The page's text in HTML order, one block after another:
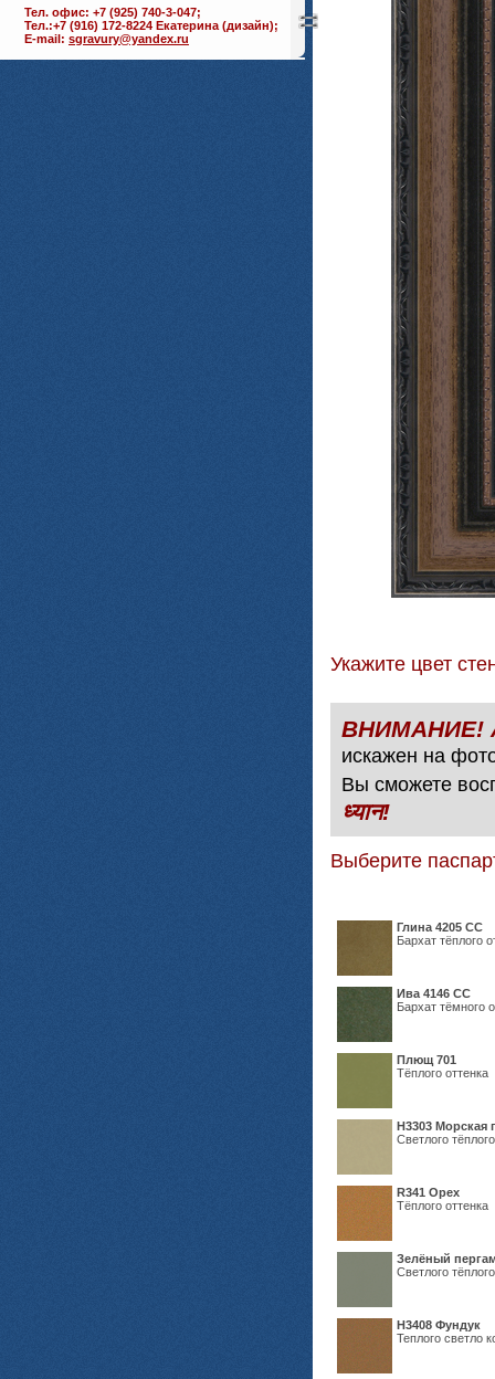
Тел. офис: +7 (925) 740-3-047;
Тел.:+7 (916) 172-8224 Екатерина (дизайн);
E-mail: sgravury@yandex.ru
Укажите цвет
искажен на
Вы сможете
ध्यान!
Выберите
Глина 4205 СС
Бархат тёплого
Ива 4146 СС
Бархат тёмного
Плющ 701
Тёплого оттенка
H3303 Морская
Светлого
R341 Орех
Тёплого оттенка
Зелёный
Светлого
Н3408 Фундук
Теплого светло